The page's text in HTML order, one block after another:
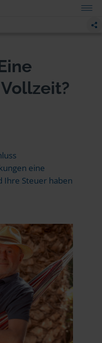
eine
Ihre Steuer haben